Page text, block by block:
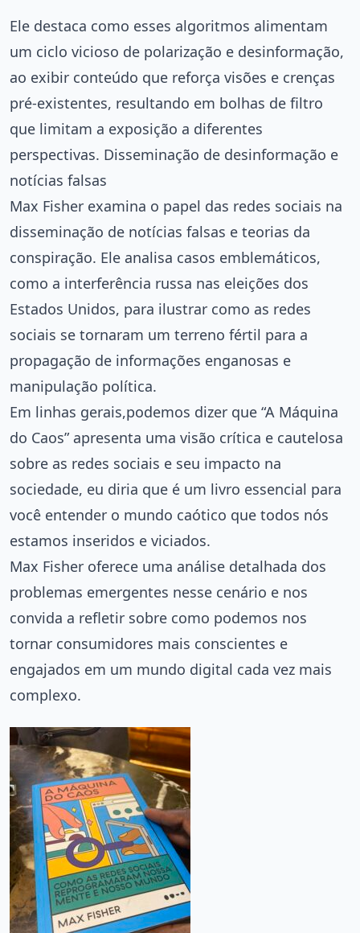
Ele destaca como esses algoritmos alimentam
um ciclo vicioso de polarização e desinformação,
ao exibir conteúdo que reforça visões e crenças
pré-existentes, resultando em bolhas de filtro
que limitam a exposição a diferentes
perspectivas. Disseminação de desinformação e
notícias falsas
Max Fisher examina o papel das redes sociais na
disseminação de notícias falsas e teorias da
conspiração. Ele analisa casos emblemáticos,
como a interferência russa nas eleições dos
Estados Unidos, para ilustrar como as redes
sociais se tornaram um terreno fértil para a
propagação de informações enganosas e
manipulação política.
Em linhas gerais,podemos dizer que “A Máquina
do Caos” apresenta uma visão crítica e cautelosa
sobre as redes sociais e seu impacto na
sociedade, eu diria que é um livro essencial para
você entender o mundo caótico que todos nós
estamos inseridos e viciados.
Max Fisher oferece uma análise detalhada dos
problemas emergentes nesse cenário e nos
convida a refletir sobre como podemos nos
tornar consumidores mais conscientes e
engajados em um mundo digital cada vez mais
complexo.